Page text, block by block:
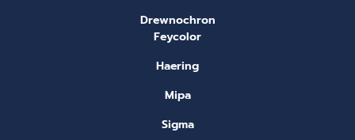
Drewnochron
Feycolor
Haering
Mipa
Sigma